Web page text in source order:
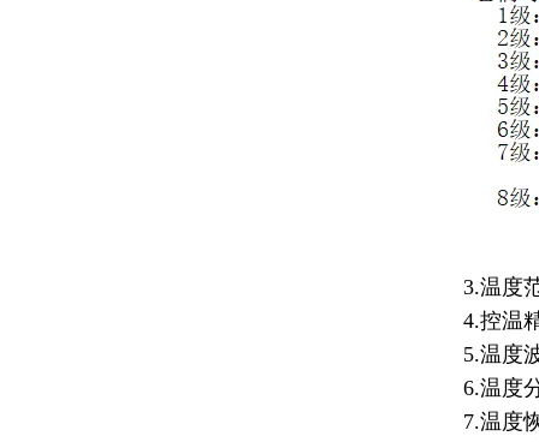
3.温度范
4.控温
5.温度
6.温度
7.温度恢